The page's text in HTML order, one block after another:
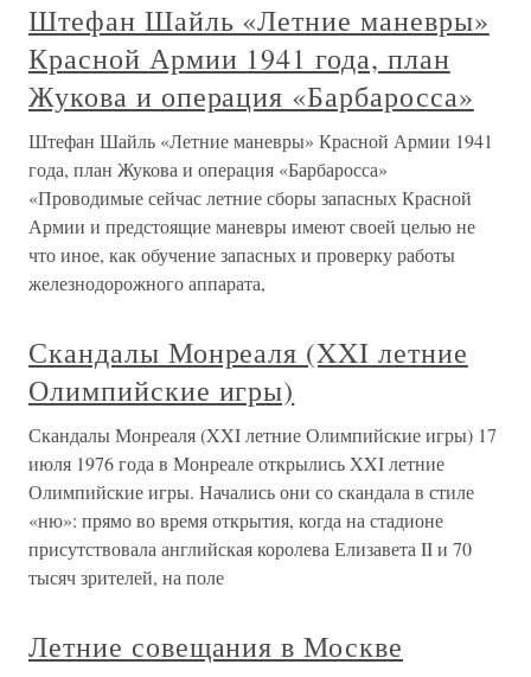
Штефан Шайль «Летние маневры»
Красной Армии 1941 года, план
Жукова и операция «Барбаросса»
Штефан Шайль «Летние маневры» Красной Армии 1941
года, план Жукова и операция «Барбаросса»
«Проводимые сейчас летние сборы запасных Красной
Армии и предстоящие маневры имеют своей целью не
что иное, как обучение запасных и проверку работы
железнодорожного аппарата,
Скандалы Монреаля (XXI летние
Олимпийские игры)
Скандалы Монреаля (XXI летние Олимпийские игры) 17
июля 1976 года в Монреале открылись XXI летние
Олимпийские игры. Начались они со скандала в стиле
«ню»: прямо во время открытия, когда на стадионе
присутствовала английская королева Елизавета II и 70
тысяч зрителей, на поле
Летние совещания в Москве